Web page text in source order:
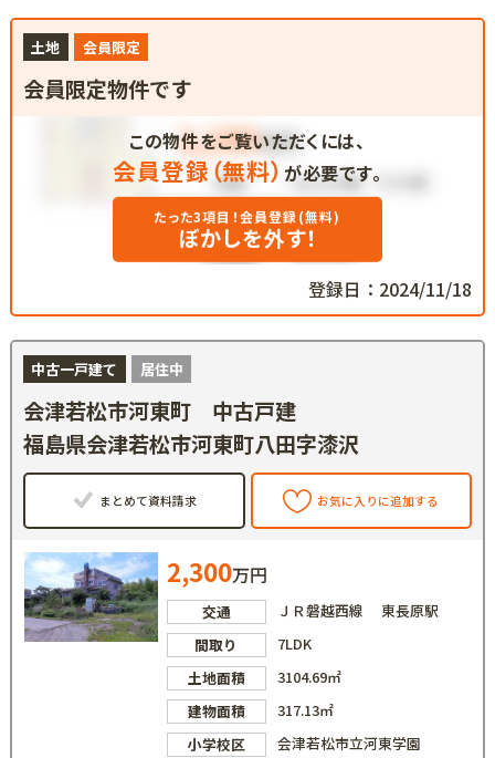
土地 会員限定
会員限定物件です
この物件をご覧いただくには、
会員登録（無料） が必要です。
たった3項目！会員登録(無料)
ぼかしを外す！
登録日：2024/11/18
中古一戸建て 居住中
会津若松市河東町 中古戸建
福島県会津若松市河東町八田字漆沢
まとめて資料請求 お気に入りに追加する
2,300万円
交通
ＪＲ磐越西線 東長原駅
間取り
7LDK
土地面積
3104.69㎡
建物面積
317.13㎡
小学校区
会津若松市立河東学園